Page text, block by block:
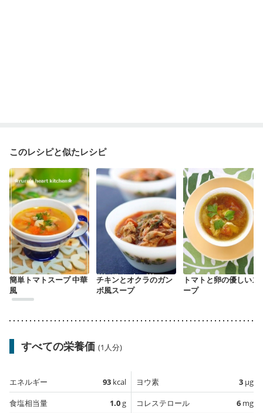
このレシピと似たレシピ
簡単トマトスープ 中華
風
チキンとオクラのガン
ボ風スープ
トマトと卵の優しいス
ープ
すべての栄養価 (1人分)
エネルギー 93 kcal
食塩相当量
1.0g
ヨウ素 3 µg
コレステロール
6 mg